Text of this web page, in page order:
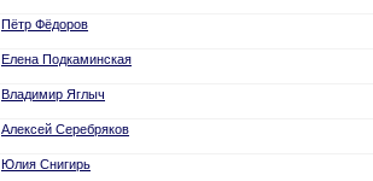
Пётр Фёдоров
Елена Подкаминская
Владимир Яглыч
Алексей Серебряков
Юлия Снигирь